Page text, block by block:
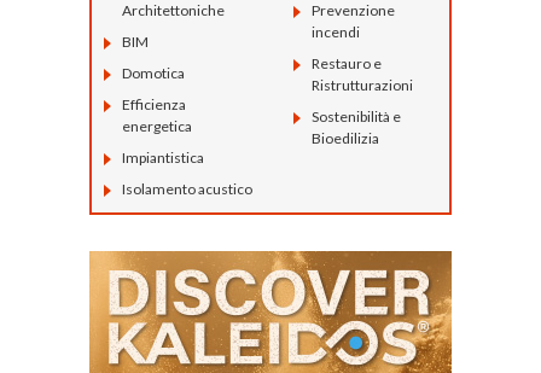
Architettoniche
BIM
Domotica
Efficienza
energetica
Impiantistica
Isolamento acustico
Prevenzione
incendi
Restauro e
Ristrutturazioni
Sostenibilità e
Bioedilizia